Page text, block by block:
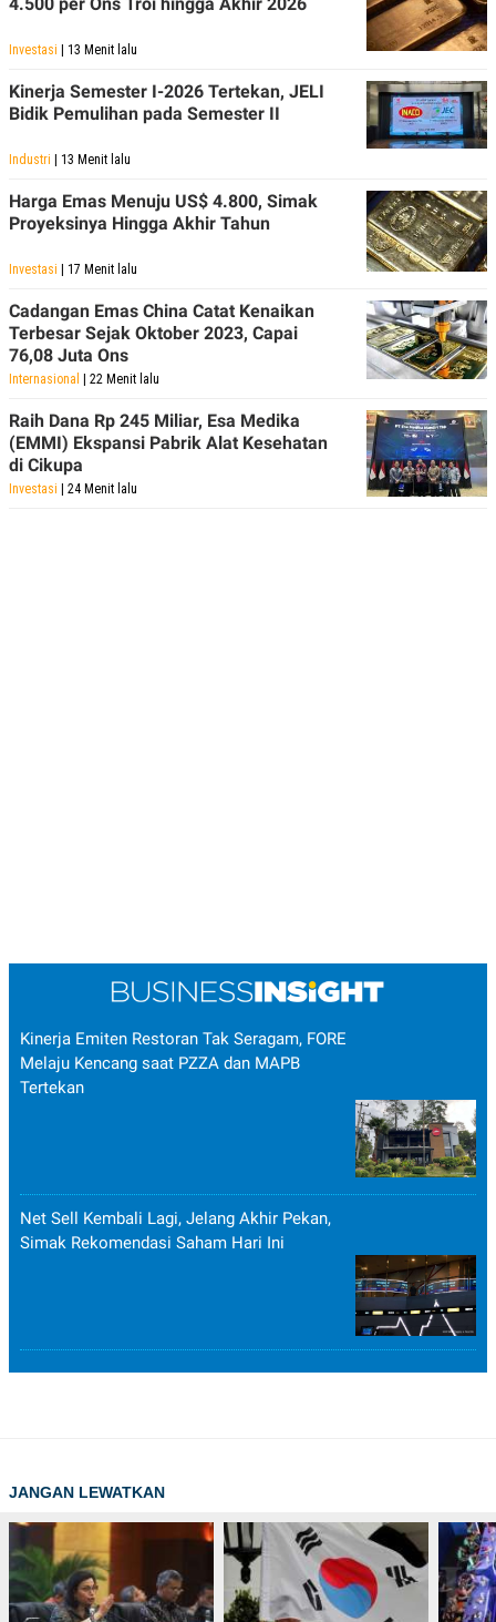
Investasi | 13 Menit lalu
Kinerja Semester I-2026 Tertekan, JELI
Bidik Pemulihan pada Semester II
Industri | 13 Menit lalu
Harga Emas Menuju US$ 4.800, Simak
Proyeksinya Hingga Akhir Tahun
Investasi | 17 Menit lalu
Cadangan Emas China Catat Kenaikan
Terbesar Sejak Oktober 2023, Capai
76,08 Juta Ons
Internasional | 22 Menit lalu
Raih Dana Rp 245 Miliar, Esa Medika
(EMMI) Ekspansi Pabrik Alat Kesehatan
di Cikupa
Investasi | 24 Menit lalu
Kinerja Emiten Restoran Tak Seragam, FORE
Melaju Kencang saat PZZA dan MAPB
Tertekan
Net Sell Kembali Lagi, Jelang Akhir Pekan,
Simak Rekomendasi Saham Hari Ini
JANGAN LEWATKAN